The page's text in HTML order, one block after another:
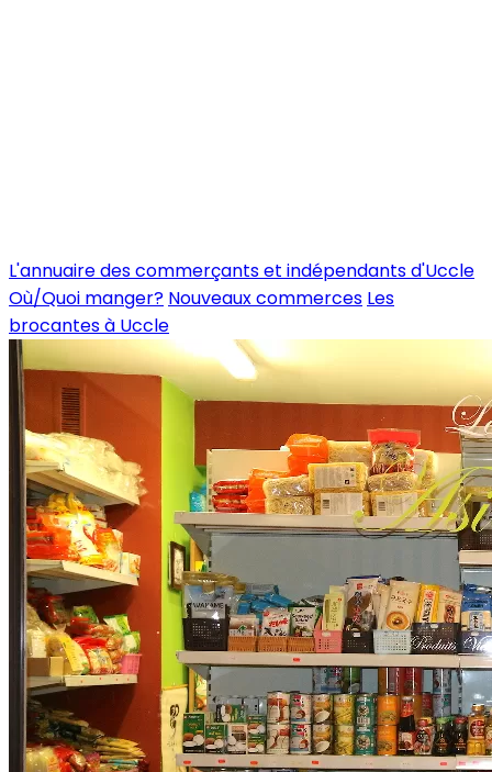
L'annuaire des commerçants et indépendants d'Uccle
Où/Quoi manger? Nouveaux commerces Les
brocantes à Uccle